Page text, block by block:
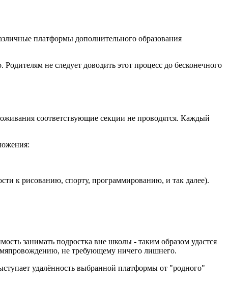
платформы дополнительного образования
не следует доводить этот процесс до бесконечного
соответствующие секции не проводятся. Каждый
к рисованию, спорту, программированию, и так далее).
занимать подростка вне школы - таким образом удастся
не требующему ничего лишнего.
удалённость выбранной платформы от "родного"